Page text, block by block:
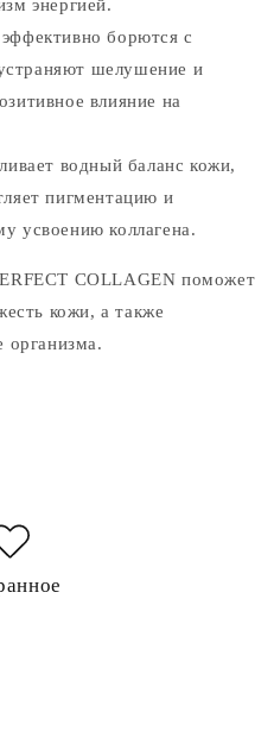
энергией.
эффективно борются с
шелушение и
влияние на
водный баланс кожи,
пигментацию и
усвоению коллагена.
COLLAGEN поможет
кожи, а также
организма.